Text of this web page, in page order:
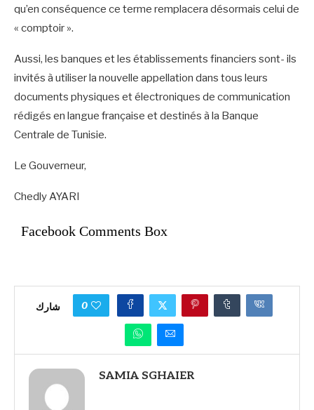
qu’en conséquence ce terme remplacera désormais celui de
« comptoir ».
Aussi, les banques et les établissements financiers sont- ils
invités à utiliser la nouvelle appellation dans tous leurs
documents physiques et électroniques de communication
rédigés en langue française et destinés à la Banque
Centrale de Tunisie.
Le Gouverneur,
Chedly AYARI
Facebook Comments Box
شارك 0
SAMIA SGHAIER